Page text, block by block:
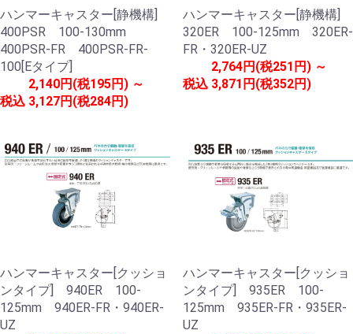
ハンマーキャスター[静機構]
400PSR 100-130mm
400PSR-FR 400PSR-FR-
100[Eタイプ]
税込
2,140円(税195円) ～
3,127円(税284円)
ハンマーキャスター[静機構]
320ER 100-125mm 320ER-
FR・320ER-UZ
税込
2,764円(税251円) ～
3,871円(税352円)
ハンマーキャスター[クッショ
ンタイプ] 940ER 100-
125mm 940ER-FR・940ER-
UZ
ハンマーキャスター[クッショ
ンタイプ] 935ER 100-
125mm 935ER-FR・935ER-
UZ